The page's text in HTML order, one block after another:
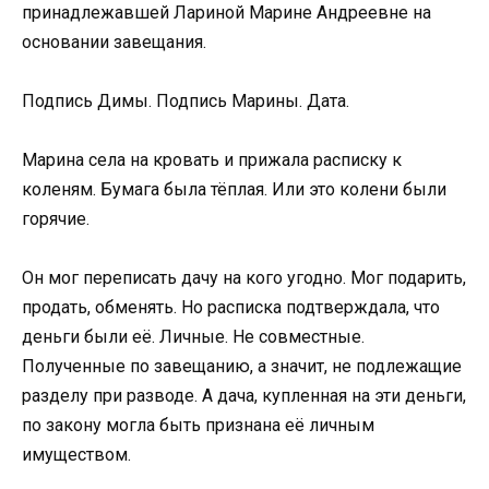
принадлежавшей Лариной Марине Андреевне на
основании завещания.
Подпись Димы. Подпись Марины. Дата.
Марина села на кровать и прижала расписку к
коленям. Бумага была тёплая. Или это колени были
горячие.
Он мог переписать дачу на кого угодно. Мог подарить,
продать, обменять. Но расписка подтверждала, что
деньги были её. Личные. Не совместные.
Полученные по завещанию, а значит, не подлежащие
разделу при разводе. А дача, купленная на эти деньги,
по закону могла быть признана её личным
имуществом.